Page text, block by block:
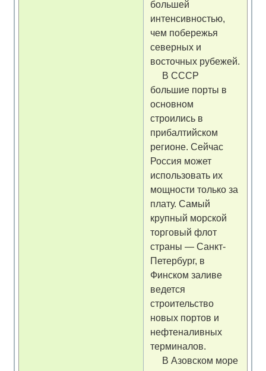
большей
интенсивностью,
чем побережья
северных и
восточных рубежей.
В СССР
большие порты в
основном
строились в
прибалтийском
регионе. Сейчас
Россия может
использовать их
мощности только за
плату. Самый
крупный морской
торговый флот
страны — Санкт-
Петербург, в
Финском заливе
ведется
строительство
новых портов и
нефтеналивных
терминалов.
В Азовском море